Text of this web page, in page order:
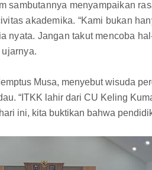
sambutannya menyampaikan
akademika. “Kami bukan
nyata. Jangan takut mencoba
ujarnya.
Musa, menyebut wisuda
“ITKK lahir dari CU Keling
ini, kita buktikan bahwa